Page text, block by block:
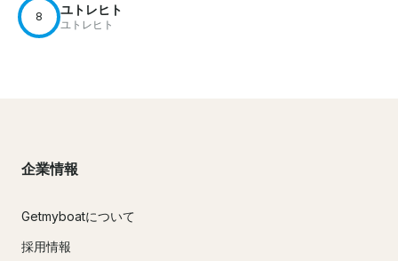
8 ユトレヒト
ユトレヒト
企業情報
Getmyboatについて
採用情報